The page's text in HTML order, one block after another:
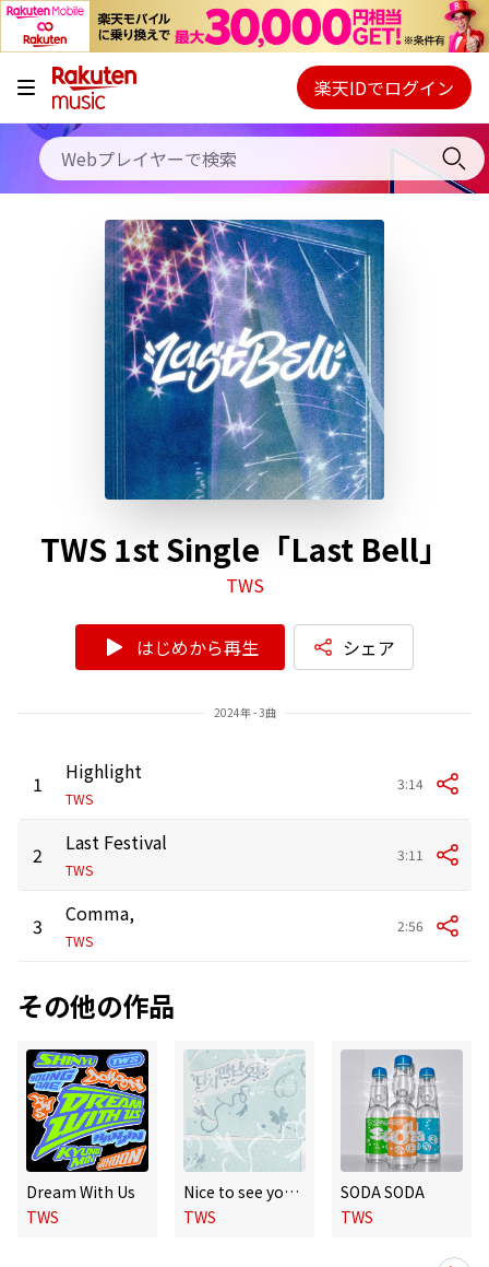
キャンペーン
料金プラン
使い方
初回30日間無料お試し
Webプレイヤー
ご契約内容の確認・変更
楽天IDでログイン
TWS 1st Single「Last Bell」
TWS
はじめから再生 シェア
2024年 - 3曲
1 Highlight
TWS
3:14
2 Last Festival
TWS
3:11
3 Comma,
TWS
2:56
その他の作品
Dream With Us
TWS
Nice to see you again (Korean Ver.)
TWS
SODA SODA
TWS